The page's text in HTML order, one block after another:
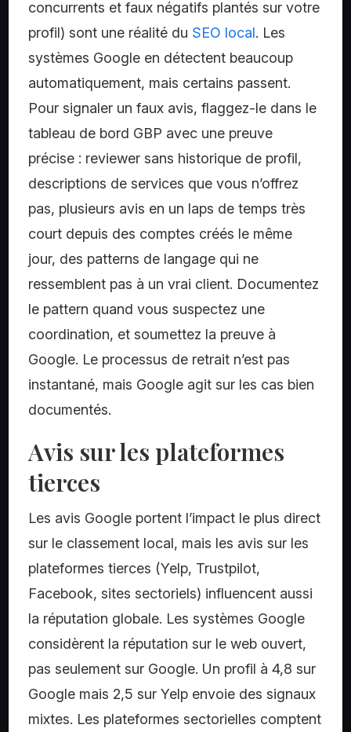
concurrents et faux négatifs plantés sur votre
profil) sont une réalité du SEO local. Les
systèmes Google en détectent beaucoup
automatiquement, mais certains passent.
Pour signaler un faux avis, flaggez-le dans le
tableau de bord GBP avec une preuve
précise : reviewer sans historique de profil,
descriptions de services que vous n’offrez
pas, plusieurs avis en un laps de temps très
court depuis des comptes créés le même
jour, des patterns de langage qui ne
ressemblent pas à un vrai client. Documentez
le pattern quand vous suspectez une
coordination, et soumettez la preuve à
Google. Le processus de retrait n’est pas
instantané, mais Google agit sur les cas bien
documentés.
Avis sur les plateformes
tierces
Les avis Google portent l’impact le plus direct
sur le classement local, mais les avis sur les
plateformes tierces (Yelp, Trustpilot,
Facebook, sites sectoriels) influencent aussi
la réputation globale. Les systèmes Google
considèrent la réputation sur le web ouvert,
pas seulement sur Google. Un profil à 4,8 sur
Google mais 2,5 sur Yelp envoie des signaux
mixtes. Les plateformes sectorielles comptent